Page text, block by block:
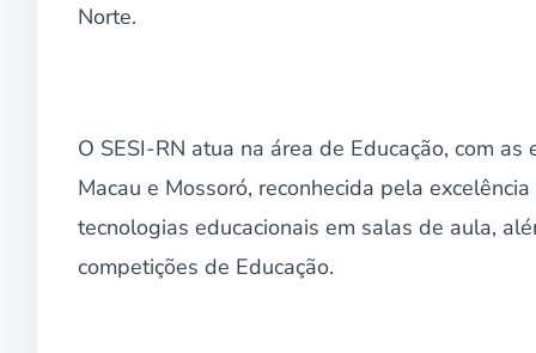
Norte.
O SESI-RN atua na área de Educação, com
Macau e Mossoró, reconhecida pela
tecnologias educacionais em salas de aula,
competições de Educação.